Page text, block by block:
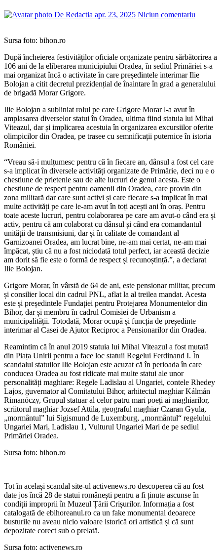
De Redactia apr. 23, 2025 Niciun comentariu
Sursa foto: bihon.ro
După încheierea festivităților oficiale organizate pentru sărbătorirea a
106 ani de la eliberarea municipiului Oradea, în sediul Primăriei s-a
mai organizat încă o activitate în care președintele interimar Ilie
Bolojan a citit decretul prezidențial de înaintare în grad a generalului
de brigadă Morar Grigore.
Ilie Bolojan a subliniat rolul pe care Grigore Morar l-a avut în
amplasarea diverselor statui în Oradea, ultima fiind statuia lui Mihai
Viteazul, dar și implicarea acestuia în organizarea excursiilor oferite
olimpicilor din Oradea, pe trasee cu semnificații puternice în istoria
României.
“Vreau să-i mulțumesc pentru că în fiecare an, dânsul a fost cel care
s-a implicat în diversele activități organizate de Primărie, deci nu e o
chestiune de prietenie sau de alte lucruri de genul acesta. Este o
chestiune de respect pentru oamenii din Oradea, care provin din
zona militară dar care sunt activi și care fiecare s-a implicat în mai
multe activități pe care le-am avut în toți acești ani în oraș. Pentru
toate aceste lucruri, pentru colaborarea pe care am avut-o când era și
activ, pentru că am colaborat cu dânsul și când era comandantul
unității de transmisiuni, dar și în calitate de comandant al
Garnizoanei Oradea, am lucrat bine, ne-am mai certat, ne-am mai
împăcat, știu că nu a fost niciodată totul perfect, iar această decizie
am dorit să fie este o formă de respect și recunoștință.”, a declarat
Ilie Bolojan.
Grigore Morar, în vârstă de 64 de ani, este pensionar militar, precum
și consilier local din cadrul PNL, aflat la al treilea mandat. Acesta
este și președintele Fundației pentru Protejarea Monumentelor din
Bihor, dar și membru în cadrul Comisiei de Urbanism a
municipalității. Totodată, Morar ocupă și funcția de președinte
interimar al Casei de Ajutor Reciproc a Pensionarilor din Oradea.
Reamintim că în anul 2019 statuia lui Mihai Viteazul a fost mutată
din Piața Unirii pentru a face loc statuii Regelui Ferdinand I. În
scandalul statuilor Ilie Bolojan este acuzat că în perioada în care
conducea Oradea au fost ridicate mai multe statui ale unor
personalități maghiare: Regele Ladislau al Ungariei, contele Rhedey
Lajos, guvernator al Comitatului Bihor, arhitectul maghiar Kálmán
Rimanóczy, Grupul statuar al celor patru mari poeți ai maghiarilor,
scriitorul maghiar Jozsef Attila, geograful maghiar Czaran Gyula,
„mormântul” lui Sigismund de Luxemburg, „mormântul“ regelului
Ungariei Mari, Ladislau 1, Vulturul Ungariei Mari de pe sediul
Primăriei Oradea.
Sursa foto: bihon.ro
Tot în același scandal site-ul activenews.ro descoperea că au fost
date jos încă 28 de statui românești pentru a fi ținute ascunse în
condiții improprii în Muzeul Țării Crișurilor. Informația a fost
catalogată de ebihoreanul.ro ca un fake monumental deoarece
busturile nu aveau nicio valoare istorică ori artistică și că sunt
depozitate corect sub o prelată.
Sursa foto: activenews.ro